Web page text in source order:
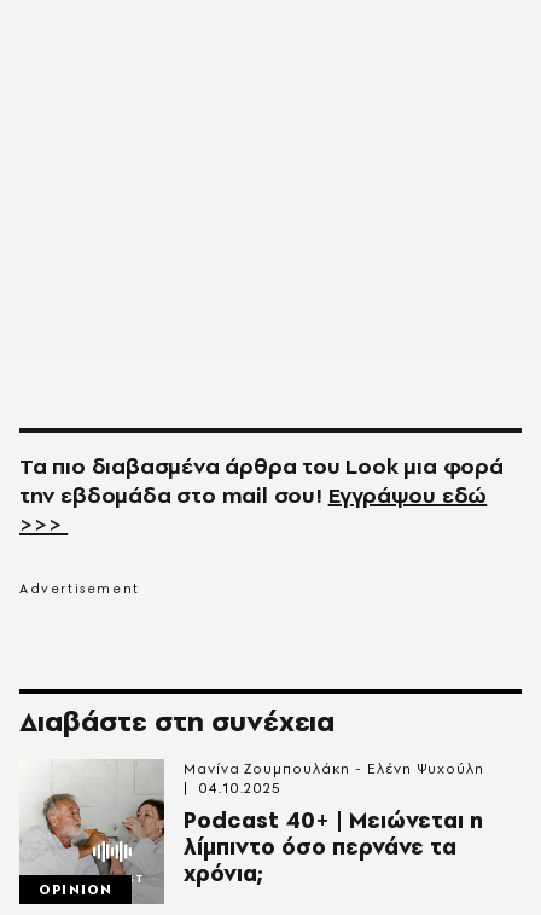
Τα πιο διαβασμένα άρθρα του Look μια φορά
την εβδομάδα στο mail σου! Εγγράψου εδώ
>>>
Διαβάστε στη συνέχεια
OPINION
Podcast 40+ | Μειώνεται η
λίμπιντο όσο περνάνε τα
χρόνια;
Μανίνα Ζουμπουλάκη - Ελένη Ψυχούλη
04.10.2025